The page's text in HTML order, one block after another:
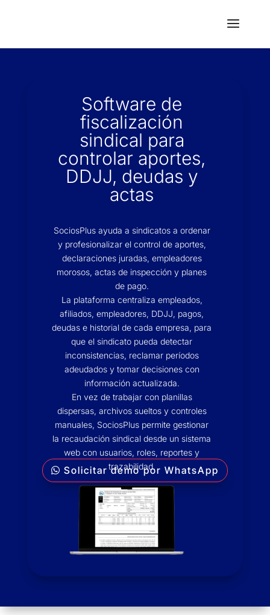
Software de
fiscalización
sindical para
controlar aportes,
DDJJ, deudas y
actas
SociosPlus ayuda a sindicatos a ordenar
y profesionalizar el control de aportes,
declaraciones juradas, empleadores
morosos, actas de inspección y planes
de pago.
La plataforma centraliza empleados,
afiliados, empleadores, DDJJ, pagos,
deudas e historial de cada empresa, para
que el sindicato pueda detectar
inconsistencias, reclamar períodos
adeudados y tomar decisiones con
información actualizada.
En vez de trabajar con planillas
dispersas, archivos sueltos y controles
manuales, SociosPlus permite gestionar
la recaudación sindical desde un sistema
web con usuarios, roles, reportes y
trazabilidad.
Solicitar demo por WhatsApp